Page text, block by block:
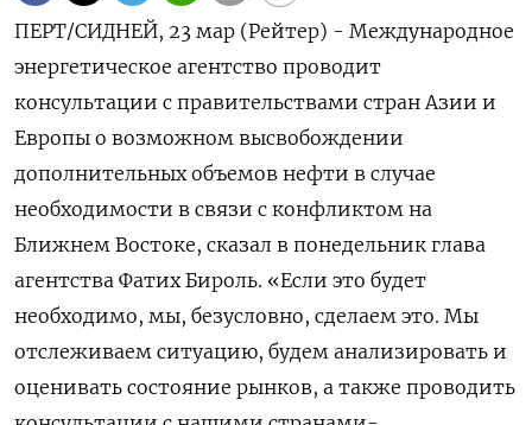
ПЕРТ/СИДНЕЙ, 23 мар (Рейтер) - Международное
энергетическое агентство проводит
консультации с правительствами стран ‌Азии и
Европы о возможном высвобождении
дополнительных объемов нефти в случае ​
необходимости ​в ​связи с ⁠конфликтом на
Ближнем ‌Востоке, сказал в ‌понедельник глава
агентства Фатих Бироль. «Если это ​будет
необходимо, мы, ‌безусловно, сделаем это. Мы
отслеживаем ​ситуацию, будем анализировать и
‌оценивать состояние рынков, а также проводить